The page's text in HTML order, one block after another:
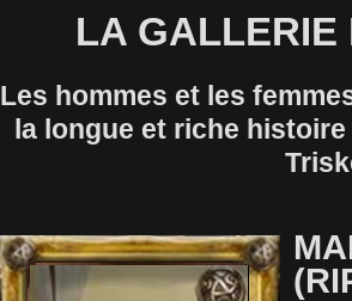
LA GALLERIE
Les hommes et les
la longue et riche